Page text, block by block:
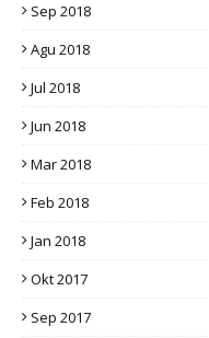
Sep 2018
Agu 2018
Jul 2018
Jun 2018
Mar 2018
Feb 2018
Jan 2018
Okt 2017
Sep 2017